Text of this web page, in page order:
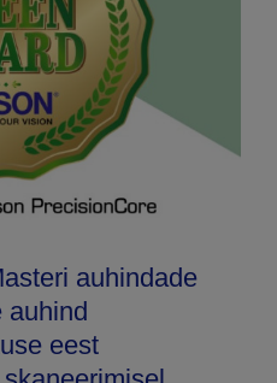
auhindade
auhind
eest